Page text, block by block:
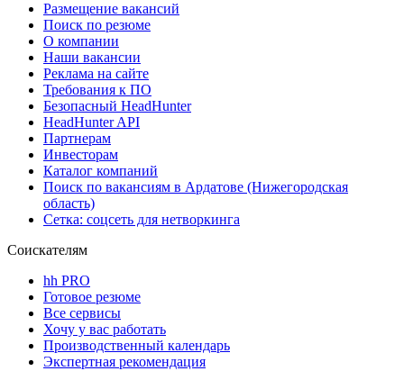
Размещение вакансий
Поиск по резюме
О компании
Наши вакансии
Реклама на сайте
Требования к ПО
Безопасный HeadHunter
HeadHunter API
Партнерам
Инвесторам
Каталог компаний
Поиск по вакансиям в Ардатове (Нижегородская
область)
Сетка: соцсеть для нетворкинга
Соискателям
hh PRO
Готовое резюме
Все сервисы
Хочу у вас работать
Производственный календарь
Экспертная рекомендация